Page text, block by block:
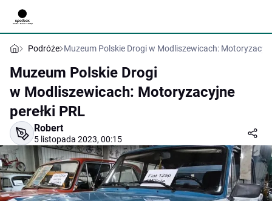
Podróże Muzeum Polskie Drogi w Modliszewicach:
Muzeum Polskie Drogi
w Modliszewicach: Motoryzacyjne
perełki PRL
Robert
5 listopada 2023, 00:15